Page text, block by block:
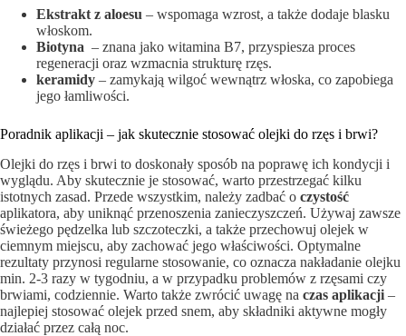
Ekstrakt z aloesu – wspomaga wzrost, a także dodaje blasku
włoskom.
Biotyna ⁣ – znana ‌jako ⁣witamina B7, przyspiesza proces
regeneracji oraz wzmacnia strukturę rzęs.
keramidy – zamykają wilgoć wewnątrz włoska, co zapobiega
⁣jego łamliwości.
Poradnik aplikacji – jak skutecznie stosować olejki do rzęs i brwi?
Olejki do⁤ rzęs i brwi to ⁤doskonały sposób ‌na poprawę ich kondycji i
wyglądu. Aby​ skutecznie‌ je stosować, ‌warto przestrzegać kilku
istotnych zasad. Przede wszystkim, należy zadbać o czystość
aplikatora, aby uniknąć przenoszenia zanieczyszczeń. Używaj zawsze
świeżego pędzelka lub szczoteczki, a także przechowuj olejek w
ciemnym miejscu,​ aby zachować jego właściwości. Optymalne
rezultaty przynosi regularne stosowanie, co oznacza nakładanie olejku
min. 2-3 razy w tygodniu, a w przypadku problemów z rzęsami czy
brwiami, codziennie. Warto ​także zwrócić uwagę na czas aplikacji –
najlepiej stosować olejek przed snem, aby składniki aktywne mogły
działać ⁣przez ‌całą noc.